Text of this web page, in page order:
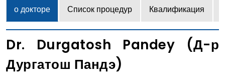
о докторе Список процедур Квалификация
Dr. Durgatosh Pandey (Д-р
Дургатош Пандэ)